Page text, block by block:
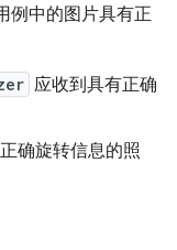
例中的图片具有正
应收到具有正确
确旋转信息的照